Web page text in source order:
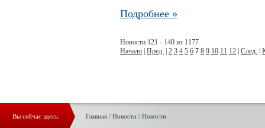
Подробнее »
Новости 121 - 140 из 1177
Начало Пред. 2 3 4 5 6 7 8 9 10 11 12 След.
Вы сейчас здесь: Главная/ Новости / Новости